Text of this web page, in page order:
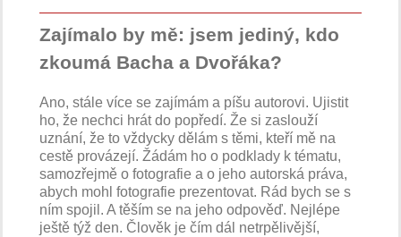
Zajímalo by mě: jsem jediný, kdo
zkoumá Bacha a Dvořáka?
Ano, stále více se zajímám a píšu autorovi. Ujistit
ho, že nechci hrát do popředí. Že si zaslouží
uznání, že to vždycky dělám s těmi, kteří mě na
cestě provázejí. Žádám ho o podklady k tématu,
samozřejmě o fotografie a o jeho autorská práva,
abych mohl fotografie prezentovat. Rád bych se s
ním spojil. A těším se na jeho odpověď. Nejlépe
ještě týž den. Člověk je čím dál netrpělivější,